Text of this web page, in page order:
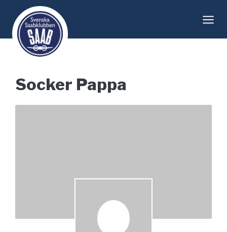
content
Socker Pappa